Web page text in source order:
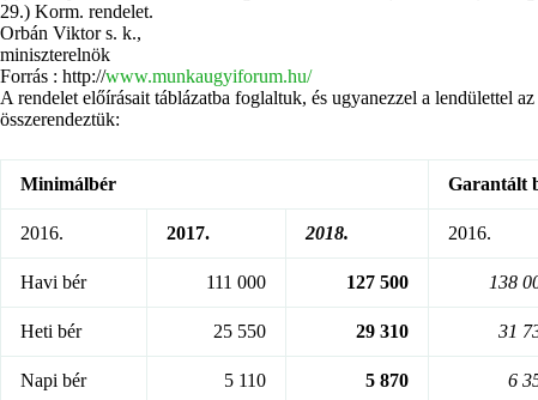
29.) Korm. rendelet.
Orbán Viktor s. k.,
miniszterelnök
Forrás : http://www.munkaugyiforum.hu/
A rendelet előírásait táblázatba foglaltuk, és ugyanezzel a lendülettel
összerendeztük:
Minimálbér Garantált
2016. 2017. 2018. 2016.
Havi bér 111 000 127 500 138
Heti bér 25 550 29 310 31
Napi bér 5 110 5 870 6